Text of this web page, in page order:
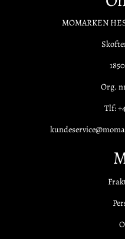
MOMARKEN
Org.
Tlf: